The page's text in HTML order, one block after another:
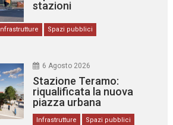
stazioni
Infrastrutture
Spazi pubblici
6 Agosto 2026
Stazione Teramo:
riqualificata la nuova
piazza urbana
Infrastrutture Spazi pubblici